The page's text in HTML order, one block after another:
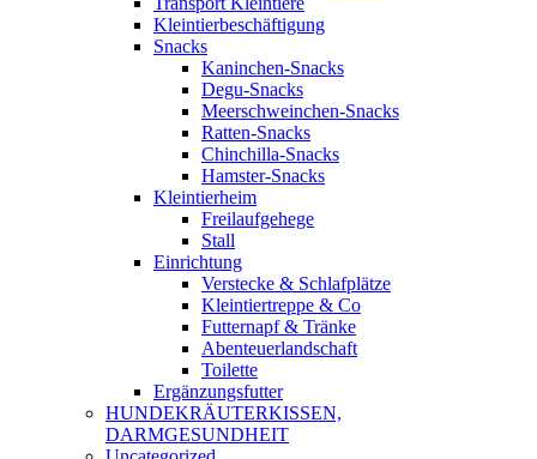
Kleintierbeschäftigung
Snacks
Kaninchen-Snacks
Degu-Snacks
Meerschweinchen-Snacks
Ratten-Snacks
Chinchilla-Snacks
Hamster-Snacks
Kleintierheim
Freilaufgehege
Stall
Einrichtung
Verstecke & Schlafplätze
Kleintiertreppe & Co
Futternapf & Tränke
Abenteuerlandschaft
Toilette
Ergänzungsfutter
HUNDEKRÄUTERKISSEN,
DARMGESUNDHEIT